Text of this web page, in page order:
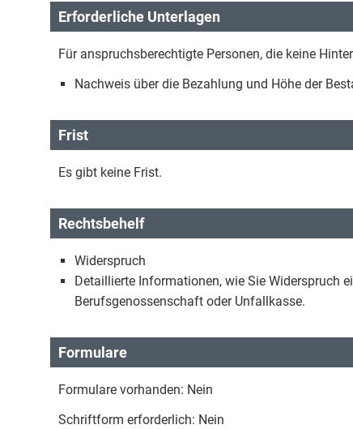
Erforderliche Unterlagen
Für anspruchsberechtigte Personen, die keine
Nachweis über die Bezahlung und Höhe der
Frist
Es gibt keine Frist.
Rechtsbehelf
Widerspruch
Detaillierte Informationen, wie Sie Widerspruch
Berufsgenossenschaft oder Unfallkasse.
Formulare
Formulare vorhanden: Nein
Schriftform erforderlich: Nein